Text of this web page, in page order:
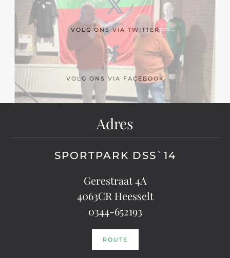
VOLG ONS VIA TWITTER
VOLG ONS VIA FACEBOOK
Adres
SPORTPARK DSS`14
Gerestraat 4A
4063CR Heesselt
0344-652193
ROUTE